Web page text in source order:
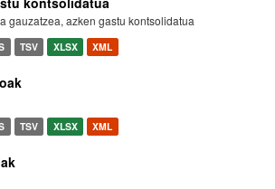
gauzatzea, azken gastu kontsolidatua
TSV XLSX XML
TSV XLSX XML